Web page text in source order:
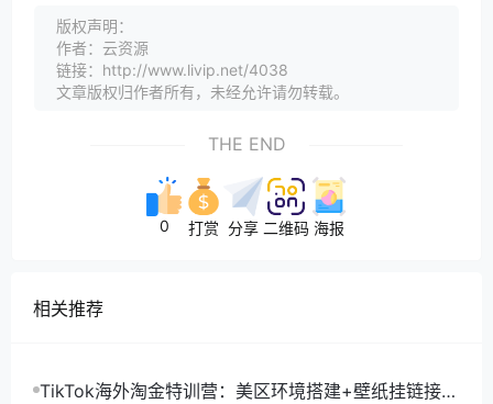
版权声明：
作者：云资源
链接：http://www.livip.net/4038
文章版权归作者所有，未经允许请勿转载。
THE END
0 打赏 分享 二维码 海报
相关推荐
TikTok海外淘金特训营：美区环境搭建+壁纸挂链接